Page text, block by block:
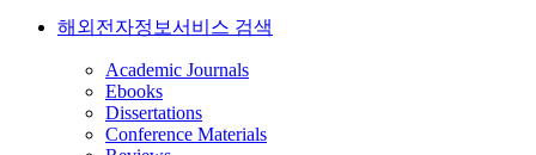
해외전자정보서비스 검색
Academic Journals
Ebooks
Dissertations
Conference Materials